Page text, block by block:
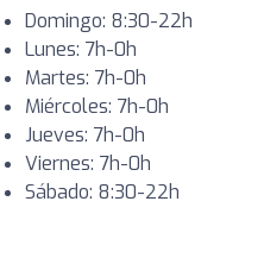
Domingo: 8:30-22h
Lunes: 7h-0h
Martes: 7h-0h
Miércoles: 7h-0h
Jueves: 7h-0h
Viernes: 7h-0h
Sábado: 8:30-22h